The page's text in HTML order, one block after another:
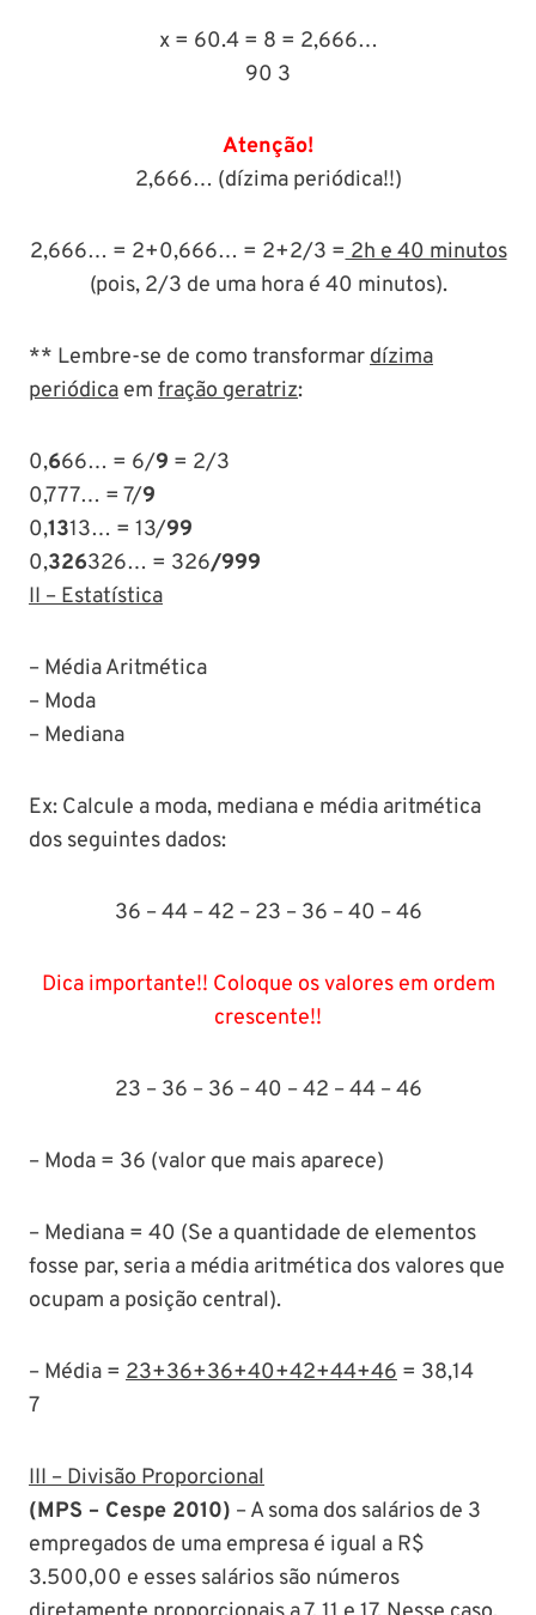
x = 60.4 = 8 = 2,666…
90 3
Atenção!
2,666… (dízima periódica!!)
2,666… = 2+0,666… = 2+2/3 =2h e 40 minutos
(pois, 2/3 de uma hora é 40 minutos).
** Lembre-se de como transformardízima
periódica em fração geratriz:
0,666… = 6/9 = 2/3
0,777… = 7/9
0,1313… = 13/99
0,326326… = 326/999
II – Estatística
– Média Aritmética
– Moda
– Mediana
Ex: Calcule a moda, mediana e média aritmética
dos seguintes dados:
36 – 44 – 42 – 23 – 36 – 40 – 46
Dica importante!! Coloque os valores em ordem
crescente!!
23 – 36 – 36 – 40 – 42 – 44 – 46
– Moda = 36 (valor que mais aparece)
– Mediana = 40 (Se a quantidade de elementos
fosse par, seria a média aritmética dos valores que
ocupam a posição central).
– Média = 23+36+36+40+42+44+46 = 38,14
7
III – Divisão Proporcional
(MPS – Cespe 2010) – A soma dos salários de 3
empregados de uma empresa é igual a R$
3.500,00 e esses salários são números